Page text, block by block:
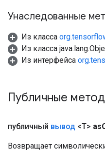
Унаследованные
Из класса
Из класса
Из интерфейса
Публичные
публичный вывод <T> as
Возвращает